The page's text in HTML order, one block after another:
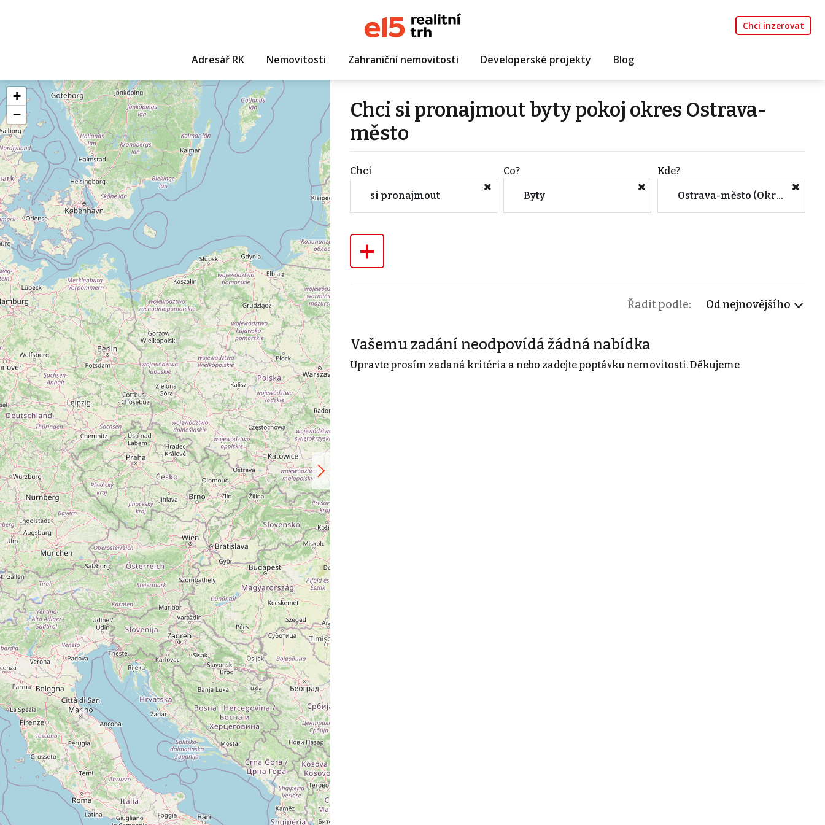
Chci inzerovat
Adresář RK Nemovitosti Zahraniční nemovitosti Developerské projekty Blog
+
−
Chci si pronajmout byty pokoj okres Ostrava-
město
Chci
si pronajmout
Co?
Byty
Kde?
Ostrava-město (Okres, Moravskoslezský kraj)
+
Řadit podle: Od nejnovějšího
Vašemu zadání neodpovídá žádná nabídka
Upravte prosím zadaná kritéria a nebo zadejte poptávku nemovitosti. Děkujeme